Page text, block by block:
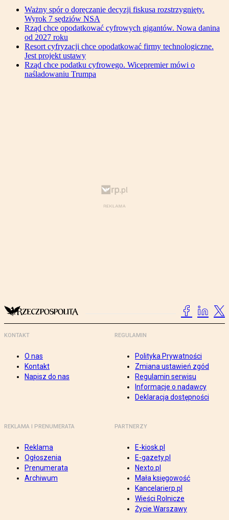
Ważny spór o doręczanie decyzji fiskusa rozstrzygnięty.
Wyrok 7 sędziów NSA
Rząd chce opodatkować cyfrowych gigantów. Nowa danina
od 2027 roku
Resort cyfryzacji chce opodatkować firmy technologiczne.
Jest projekt ustawy
Rząd chce podatku cyfrowego. Wicepremier mówi o
naśladowaniu Trumpa
KONTAKT
O nas
Kontakt
Napisz do nas
REGULAMIN
Polityka Prywatności
Zmiana ustawień zgód
Regulamin serwisu
Informacje o nadawcy
Deklaracja dostępności
REKLAMA I PRENUMERATA
Reklama
Ogłoszenia
Prenumerata
Archiwum
PARTNERZY
E-kiosk.pl
E-gazety.pl
Nexto.pl
Mała księgowość
Kancelarierp.pl
Wieści Rolnicze
Życie Warszawy